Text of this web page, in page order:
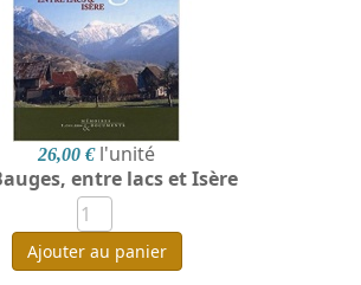
26,00 € l'unité
entre lacs et Isère
Ajouter au panier